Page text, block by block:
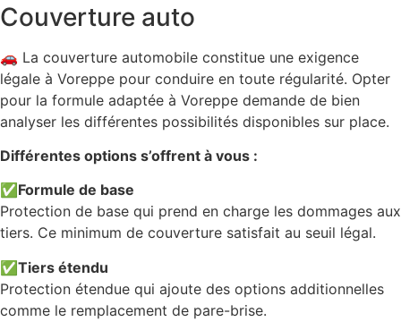
Couverture auto
🚗 La couverture automobile constitue une exigence
légale à Voreppe pour conduire en toute régularité. Opter
pour la formule adaptée à Voreppe demande de bien
analyser les différentes possibilités disponibles sur place.
Différentes options s’offrent à vous :
✅ Formule de base
Protection de base qui prend en charge les dommages aux
tiers. Ce minimum de couverture satisfait au seuil légal.
✅Tiers étendu
Protection étendue qui ajoute des options additionnelles
comme le remplacement de pare-brise.